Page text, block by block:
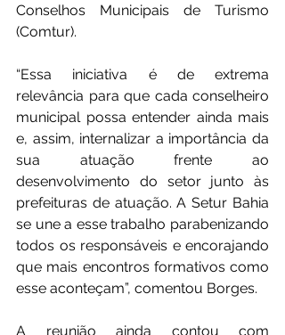
Conselhos Municipais de Turismo
(Comtur).
“Essa iniciativa é de extrema
relevância para que cada conselheiro
municipal possa entender ainda mais
e, assim, internalizar a importância da
sua atuação frente ao
desenvolvimento do setor junto às
prefeituras de atuação. A Setur Bahia
se une a esse trabalho parabenizando
todos os responsáveis e encorajando
que mais encontros formativos como
esse aconteçam”, comentou Borges.
A reunião ainda contou com